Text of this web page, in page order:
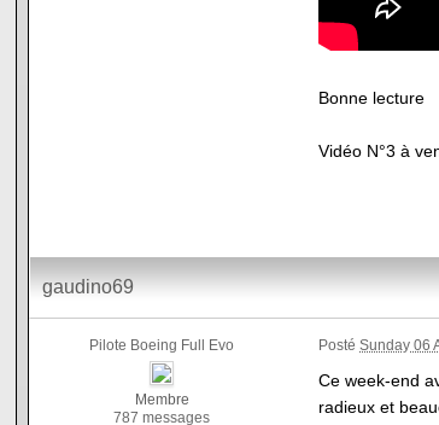
Bonne lecture
Vidéo N°3 à
gaudino69
Pilote Boeing Full Evo
Membre
787 messages
PostéSunday 06
Ce week-end
radieux et